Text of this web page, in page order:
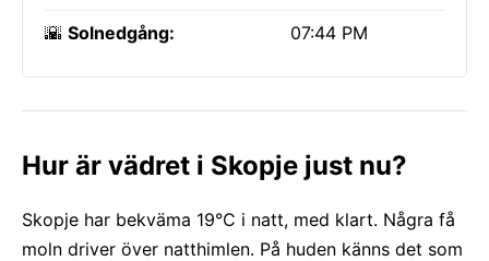
🌇 Solnedgång: 07:44 PM
Hur är vädret i Skopje just nu?
Skopje har bekväma 19°C i natt, med klart. Några få
moln driver över natthimlen. På huden känns det som